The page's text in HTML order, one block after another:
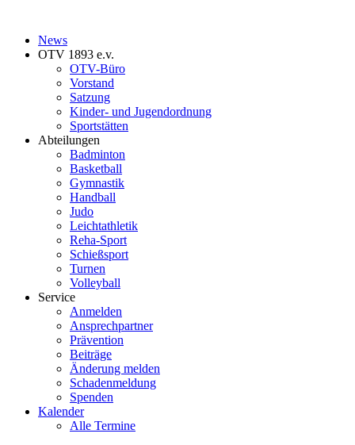
News
OTV 1893 e.v.
OTV-Büro
Vorstand
Satzung
Kinder- und Jugendordnung
Sportstätten
Abteilungen
Badminton
Basketball
Gymnastik
Handball
Judo
Leichtathletik
Reha-Sport
Schießsport
Turnen
Volleyball
Service
Anmelden
Ansprechpartner
Prävention
Beiträge
Änderung melden
Schadenmeldung
Spenden
Kalender
Alle Termine